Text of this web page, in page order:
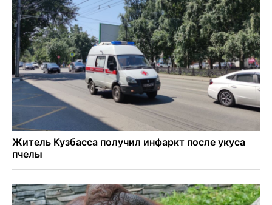
Всем миром: жители новосибирской деревни помогли
найти пропавшего мальчика
Новосибирцам объяснили новые правила сверхурочной
работы